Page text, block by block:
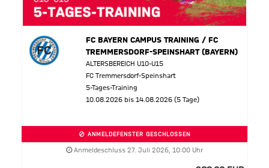
FC BAYERN CAMPUS TRAINING / FC
TREMMERSDORF-SPEINSHART (BAYERN)
ALTERSBEREICH U10-U15
FC Tremmersdorf-Speinshart
5-Tages-Training
10.08.2026 bis 14.08.2026 (5 Tage)
ANMELDEFENSTER GESCHLOSSEN
Anmeldeschluss 27. Juli 2026, 10:00 Uhr